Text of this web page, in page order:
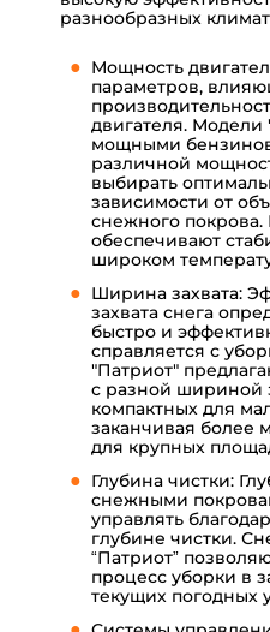
разнообразных
Мощность
параметров,
двигателя.
мощными
различной
выбирать
зависимости от
снежного
обеспечивают
широком
Ширина захвата:
захвата снега
быстро и
справляется с
"Патриот"
с разной шириной
компактных для
заканчивая
для крупных
Глубина чистки:
снежными
управлять
глубине чистки.
“Патриот”
процесс уборки в
текущих погодных